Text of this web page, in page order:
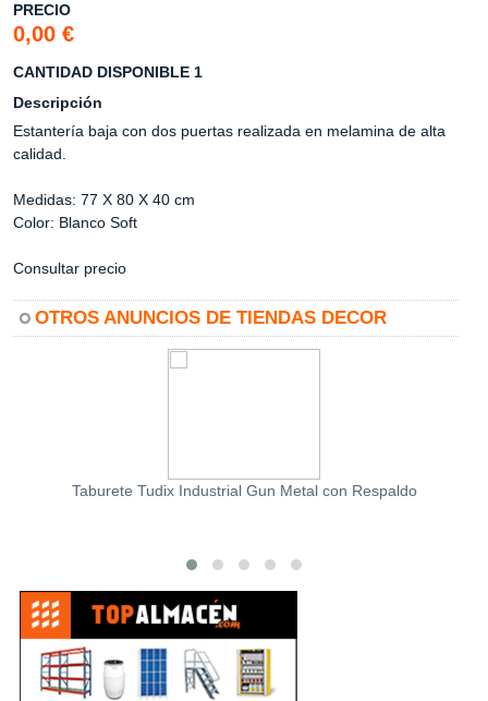
PRECIO
0,00 €
CANTIDAD DISPONIBLE 1
Descripción
Estantería baja con dos puertas realizada en melamina de alta
calidad.
Medidas: 77 X 80 X 40 cm
Color: Blanco Soft
Consultar precio
OTROS ANUNCIOS DE TIENDAS DECOR
Taburete Tudix Industrial Gun Metal con Respaldo